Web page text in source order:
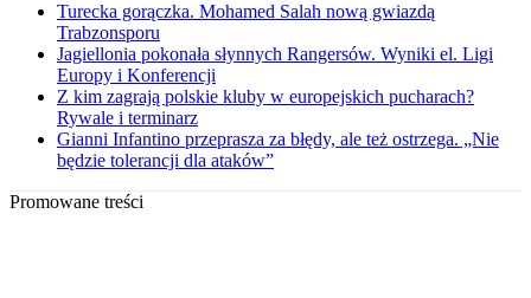
Turecka gorączka. Mohamed Salah nową gwiazdą
Trabzonsporu
Jagiellonia pokonała słynnych Rangersów. Wyniki el. Ligi
Europy i Konferencji
Z kim zagrają polskie kluby w europejskich pucharach?
Rywale i terminarz
Gianni Infantino przeprasza za błędy, ale też ostrzega. „Nie
będzie tolerancji dla ataków”
Promowane treści